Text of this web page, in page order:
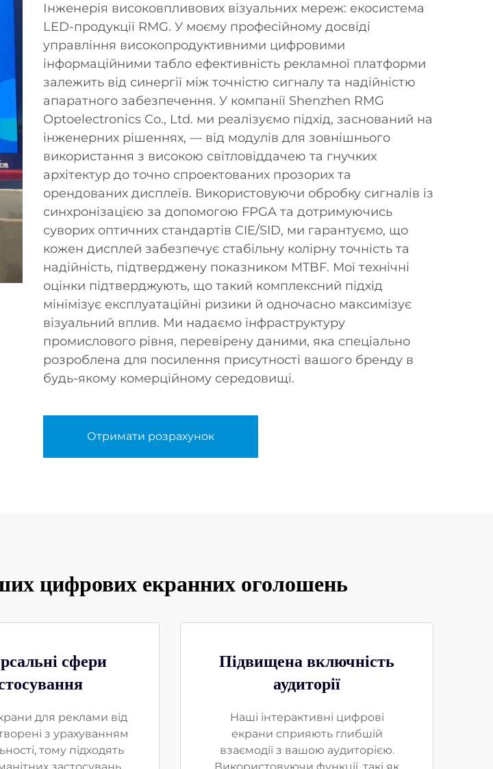
Інженерія високовпливових візуальних мереж: екосистема
LED-продукції RMG. У моєму професійному досвіді
управління високопродуктивними цифровими
інформаційними табло ефективність рекламної платформи
залежить від синергії між точністю сигналу та надійністю
апаратного забезпечення. У компанії Shenzhen RMG
Optoelectronics Co., Ltd. ми реалізуємо підхід, заснований на
інженерних рішеннях, — від модулів для зовнішнього
використання з високою світловіддачею та гнучких
архітектур до точно спроектованих прозорих та
орендованих дисплеїв. Використовуючи обробку сигналів із
синхронізацією за допомогою FPGA та дотримуючись
суворих оптичних стандартів CIE/SID, ми гарантуємо, що
кожен дисплей забезпечує стабільну колірну точність та
надійність, підтверджену показником MTBF. Мої технічні
оцінки підтверджують, що такий комплексний підхід
мінімізує експлуатаційні ризики й одночасно максимізує
візуальний вплив. Ми надаємо інфраструктуру
промислового рівня, перевірену даними, яка спеціально
розроблена для посилення присутності вашого бренду в
будь-якому комерційному середовищі.
Отримати розрахунок
цифрових екранних оголошень
сфери
для реклами від
з урахуванням
тому підходять
Підвищена включність
аудиторії
Наші інтерактивні цифрові
екрани сприяють глибшій
взаємодії з вашою аудиторією.